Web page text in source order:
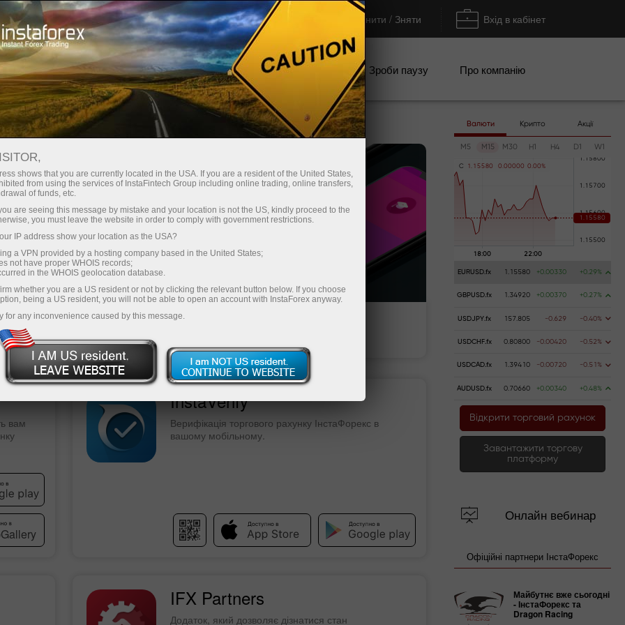
Швидке відкриття рахунку Торгова платформа Поповнити / Зняти Вхід в кабінет
Інвесторам Партнерам Промоакції Зроби паузу Про компанію
на
вам
InstaVerify
Верифікація торгового рахунку ІнстаФорекс в
вашому мобільному.
IFX Partners
Додаток, який дозволяє дізнатися стан
Валюти Крипто Акції
M5 M15 M30 H1 H4 D1 W1
C 1 . 1 5580 0 .00000 0 .00%
EURUSD.fx 1.15580 +0.00330 +0.29%
GBPUSD.fx 1.34920 +0.00370 +0.27%
USDJPY.fx 157.805 -0.629 -0.40%
USDCHF.fx 0.80800 -0.00420 -0.52%
USDCAD.fx 1.39410 -0.00720 -0.51%
AUDUSD.fx 0.70660 +0.00340 +0.48%
Відкрити торговий рахунок
Завантажити торгову
платформу
Онлайн вебинар
Офіційні партнери ІнстаФорекс
Майбутнє вже сьогодні
- ІнстаФорекс та
Dragon Racing
shows that you are currently located in the USA. If you are a resident of the United States,
from using the services of InstaFintech Group including online trading, online transfers,
of funds, etc.
are seeing this message by mistake and your location is not the US, kindly proceed to the
you must leave the website in order to comply with government restrictions.
IP address show your location as the USA?
a VPN provided by a hosting company based in the United States;
not have proper WHOIS records;
in the WHOIS geolocation database.
whether you are a US resident or not by clicking the relevant button below. If you choose
being a US resident, you will not be able to open an account with InstaForex anyway.
for any inconvenience caused by this message.